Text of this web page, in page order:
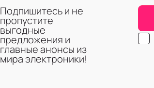
Подпишитесь и не
пропустите
выгодные
предложения и
главные анонсы из
мира электроники!